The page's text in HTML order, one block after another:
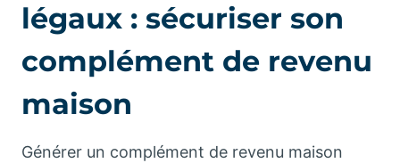
légaux : sécuriser son
complément de revenu
maison
Générer un complément de revenu maison